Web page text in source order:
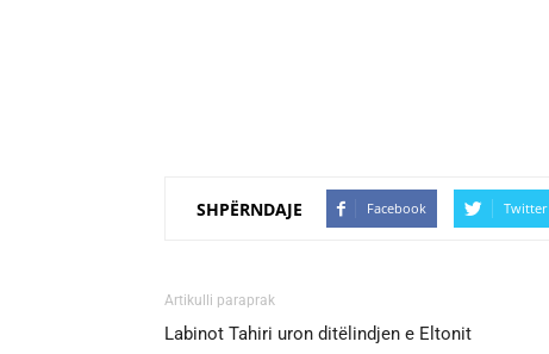
SHPËRNDAJE Facebook Twitter
Artikulli paraprak
Labinot Tahiri uron ditëlindjen e Eltonit